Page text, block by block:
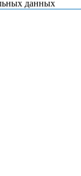
данных